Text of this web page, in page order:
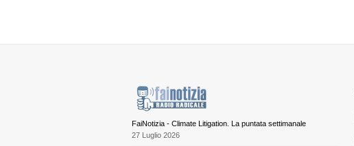
FaiNotizia - Climate Litigation. La puntata settimanale
27 Luglio 2026